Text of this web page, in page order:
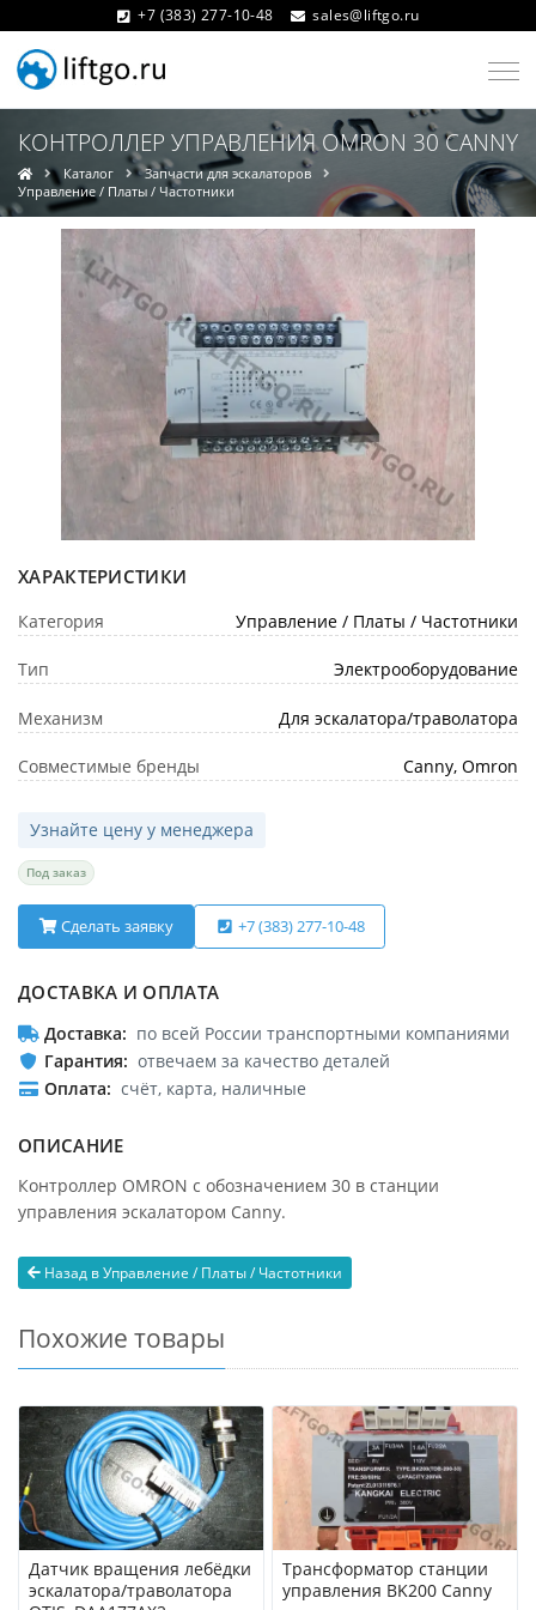
+7 (383) 277-10-48 sales@liftgo.ru
КОНТРОЛЛЕР УПРАВЛЕНИЯ OMRON 30 CANNY
Каталог
Запчасти для эскалаторов
Управление / Платы / Частотники
ХАРАКТЕРИСТИКИ
Категория Управление / Платы / Частотники
Тип Электрооборудование
Механизм Для эскалатора/траволатора
Совместимые бренды Canny, Omron
Узнайте цену у менеджера
Под заказ
Сделать заявку +7 (383) 277-10-48
ДОСТАВКА И ОПЛАТА
Доставка
по всей России транспортными компаниями
Гарантия
отвечаем за качество деталей
Оплата
счёт, карта, наличные
ОПИСАНИЕ
Контроллер OMRON с обозначением 30 в станции
управления эскалатором Canny.
Назад в Управление / Платы / Частотники
Похожие товары
Датчик вращения лебёдки
эскалатора/траволатора
Трансформатор станции
управления BK200 Canny